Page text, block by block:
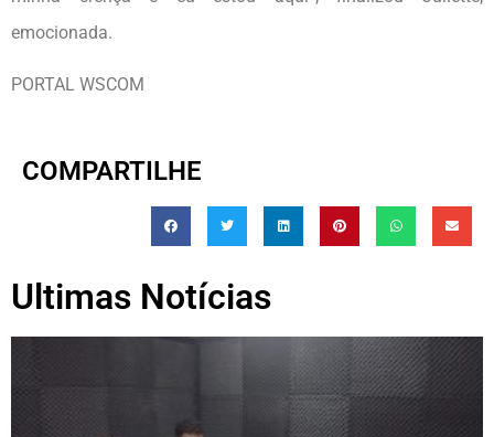
emocionada.
PORTAL WSCOM
COMPARTILHE
Ultimas Notícias